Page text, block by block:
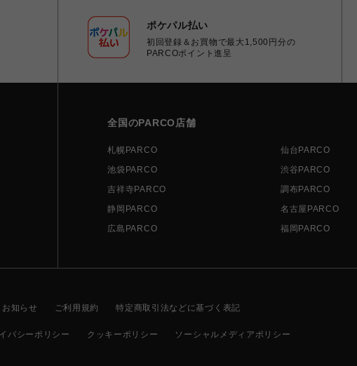
ポケパル払い
初回登録＆お買物で最大1,500円分の
PARCOポイント進呈
全国のPARCO店舗
札幌PARCO 仙台PARCO
池袋PARCO
渋谷PARCO
吉祥寺PARCO
調布PARCO
静岡PARCO
名古屋PARCO
広島PARCO
福岡PARCO
お知らせ ご利用規約 特定商取引法などに基づく表記
バシーポリシー クッキーポリシー ソーシャルメディアポリシー